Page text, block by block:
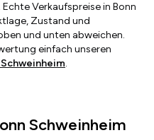
Verkaufspreise in Bonn
Zustand und
und unten abweichen.
einfach unseren
.
Schweinheim